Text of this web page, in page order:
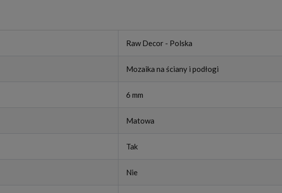
Raw Decor - Polska
Mozaika na ściany i podłogi
6 mm
Matowa
Tak
Nie